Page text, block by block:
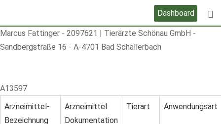
content
Dashboard
Marcus Fattinger - 2097621 | Tierärzte Schönau GmbH -
Sandbergstraße 16 - A-4701 Bad Schallerbach
A13597
Arzneimittel-
Bezeichnung
Arzneimittel
Dokumentation
Tierart Anwendungsart